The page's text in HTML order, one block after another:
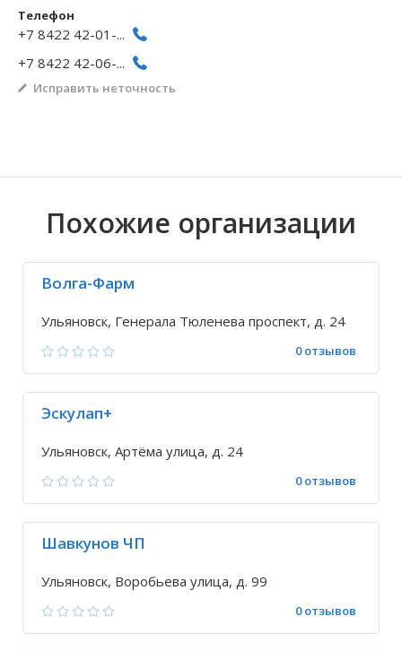
Волгоградская область
Кировоградская область
Восточно-Казахстанская область
Архангельское
Телефон
+7 8422 42-01-...
+7 8422 42-06-...
Исправить неточность
Похожие организации
Волга-Фарм
Ульяновск, Генерала Тюленева проспект, д. 24
0 отзывов
Эскулап+
Ульяновск, Артёма улица, д. 24
0 отзывов
Шавкунов ЧП
Ульяновск, Воробьева улица, д. 99
0 отзывов